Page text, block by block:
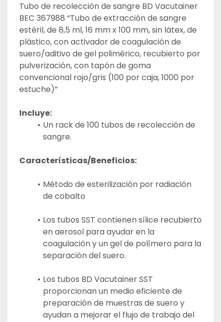
Tubo de recolección de sangre BD Vacutainer
BEC 367988 “Tubo de extracción de sangre
estéril, de 8,5 ml, 16 mm x 100 mm, sin látex, de
plástico, con activador de coagulación de
suero/aditivo de gel polimérico, recubierto por
pulverización, con tapón de goma
convencional rojo/gris (100 por caja, 1000 por
estuche)”
Incluye:
Un rack de 100 tubos de recolección de
sangre.
Características/Beneficios:
Método de esterilización por radiación
de cobalto
Los tubos SST contienen sílice recubierto
en aerosol para ayudar en la
coagulación y un gel de polímero para la
separación del suero.
Los tubos BD Vacutainer SST
proporcionan un medio eficiente de
preparación de muestras de suero y
ayudan a mejorar el flujo de trabajo del